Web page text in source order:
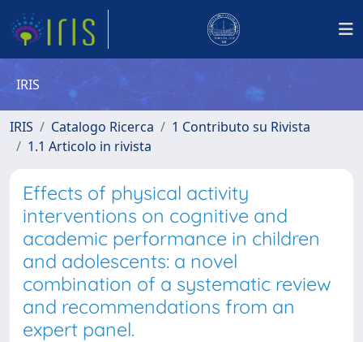
IRIS
IRIS Catalogo Ricerca
1 Contributo su Rivista
1.1 Articolo in rivista
Effects of physical activity
interventions on cognitive and
academic performance in children
and adolescents: a novel
combination of a systematic review
and recommendations from an
expert panel.